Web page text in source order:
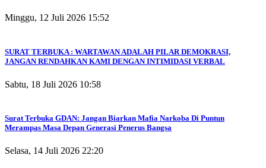
Minggu, 12 Juli 2026 15:52
SURAT TERBUKA : WARTAWAN ADALAH PILAR DEMOKRASI,
JANGAN RENDAHKAN KAMI DENGAN INTIMIDASI VERBAL
Sabtu, 18 Juli 2026 10:58
Surat Terbuka GDAN: Jangan Biarkan Mafia Narkoba Di Puntun
Merampas Masa Depan Generasi Penerus Bangsa
Selasa, 14 Juli 2026 22:20